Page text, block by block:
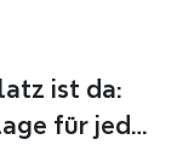
ist da:
für jede